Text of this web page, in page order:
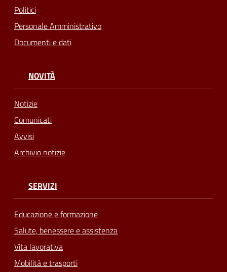
Politici
Personale Amministrativo
Documenti e dati
NOVITÀ
Notizie
Comunicati
Avvisi
Archivio notizie
SERVIZI
Educazione e formazione
Salute, benessere e assistenza
Vita lavorativa
Mobilità e trasporti